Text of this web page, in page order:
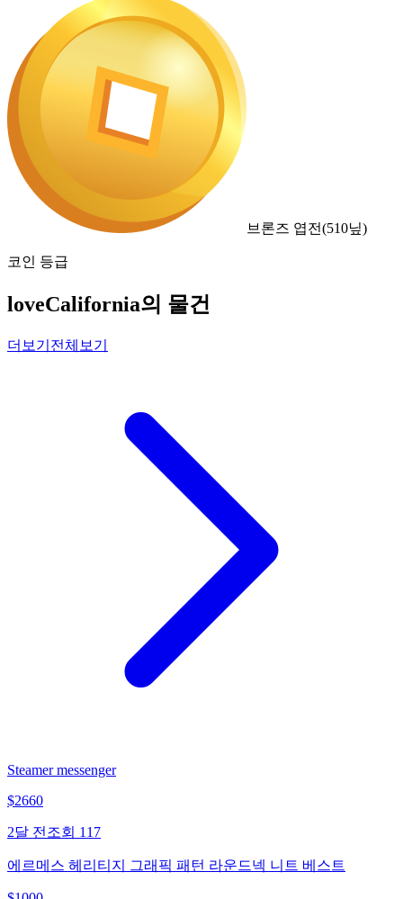
브론즈 엽전(510닢)
코인 등급
loveCalifornia의 물건
더보기 전체보기
Steamer messenger
$2660
2달 전 조회 117
에르메스 헤리티지 그래픽 패턴 라운드넥 니트 베스트